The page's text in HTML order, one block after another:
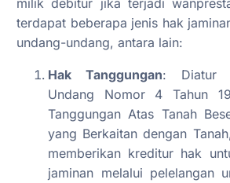
terdapat beberapa jenis hak
undang-undang, antara lain:
Hak Tanggungan: Diatur
Undang Nomor 4 Tahun
Tanggungan Atas Tanah
yang Berkaitan dengan
memberikan kreditur hak
jaminan melalui pelelangan